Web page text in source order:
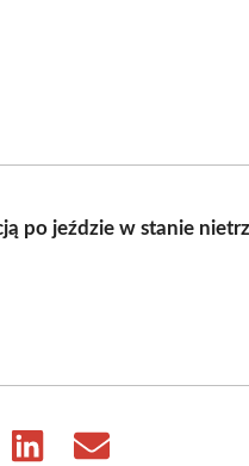
po jeździe w stanie
Share
Share